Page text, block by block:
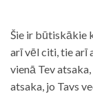
Šie ir būtiskākie
arī vēl citi, tie arī
vienā Tev
atsaka, jo Tavs